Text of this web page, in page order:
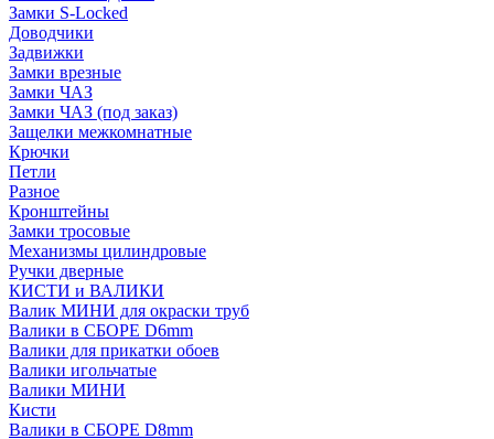
Замки S-Locked
Доводчики
Задвижки
Замки врезные
Замки ЧАЗ
Замки ЧАЗ (под заказ)
Защелки межкомнатные
Крючки
Петли
Разное
Кронштейны
Замки тросовые
Механизмы цилиндровые
Ручки дверные
КИСТИ и ВАЛИКИ
Валик МИНИ для окраски труб
Валики в СБОРЕ D6mm
Валики для прикатки обоев
Валики игольчатые
Валики МИНИ
Кисти
Валики в СБОРЕ D8mm